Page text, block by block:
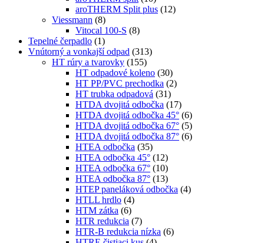
aroTHERM Split plus (12)
Viessmann (8)
Vitocal 100-S (8)
Tepelné čerpadlo (1)
Vnútorný a vonkajší odpad (313)
HT rúry a tvarovky (155)
HT odpadové koleno (30)
HT PP/PVC prechodka (2)
HT trubka odpadová (31)
HTDA dvojitá odbočka (17)
HTDA dvojitá odbočka 45° (6)
HTDA dvojitá odbočka 67° (5)
HTDA dvojitá odbočka 87° (6)
HTEA odbočka (35)
HTEA odbočka 45° (12)
HTEA odbočka 67° (10)
HTEA odbočka 87° (13)
HTEP paneláková odbočka (4)
HTLL hrdlo (4)
HTM zátka (6)
HTR redukcia (7)
HTR-B redukcia nízka (6)